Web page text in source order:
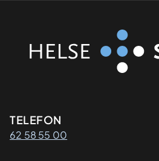
Kontaktinformasjon
TELEFON
62 58 55 00